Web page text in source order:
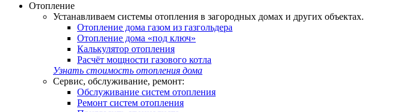
Отопление
Устанавливаем системы отопления в загородных домах и других объектах.
Отопление дома газом из газгольдера
Отопление дома «под ключ»
Калькулятор отопления
Расчёт мощности газового котла
Узнать стоимость отопления дома
Сервис, обслуживание, ремонт:
Обслуживание систем отопления
Ремонт систем отопления